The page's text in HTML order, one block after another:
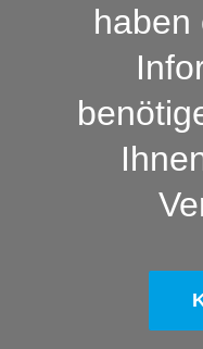
haben